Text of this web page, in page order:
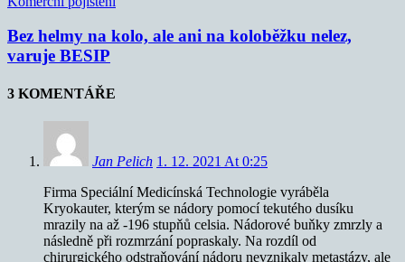
Bez helmy na kolo, ale ani na koloběžku nelez,
varuje BESIP
3 KOMENTÁŘE
Jan Pelich 1. 12. 2021 At 0:25
Firma Speciální Medicínská Technologie vyráběla
Kryokauter, kterým se nádory pomocí tekutého dusíku
mrazily na až -196 stupňů celsia. Nádorové buňky zmrzly a
následně při rozmrzání popraskaly. Na rozdíl od
chirurgického odstraňování nádoru nevznikaly metastázy, ale